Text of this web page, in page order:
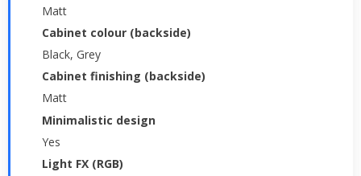
Matt
Cabinet colour (backside)
Black, Grey
Cabinet finishing (backside)
Matt
Minimalistic design
Yes
Light FX (RGB)